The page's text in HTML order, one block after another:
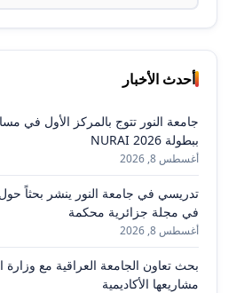
أحدث الأخبار
جامعة النور تتوج بالمركز الأول في
ببطولة NURAI 2026
أغسطس 8, 2026
تدريسي في جامعة النور ينشر بحثاً حول
في مجلة جزائرية محكمة
أغسطس 8, 2026
بحث تعاون الجامعة العراقية مع وزارة
مشاريعها الأكاديمية